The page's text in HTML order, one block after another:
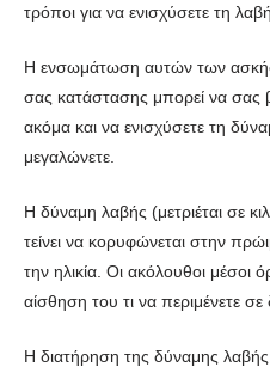
τρόποι για να ενισχύσετε τη
Η ενσωμάτωση αυτών των
σας κατάστασης μπορεί να σας
ακόμα και να ενισχύσετε τη
μεγαλώνετε.
Η δύναμη λαβής (μετριέται σε
τείνει να κορυφώνεται στην
την ηλικία. Οι ακόλουθοι
αίσθηση του τι να περιμένετε
Η διατήρηση της δύναμης λαβής